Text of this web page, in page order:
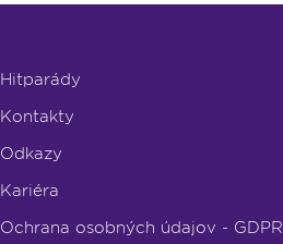
Hitparády
Kontakty
Odkazy
Kariéra
Ochrana osobných údajov - GDPR